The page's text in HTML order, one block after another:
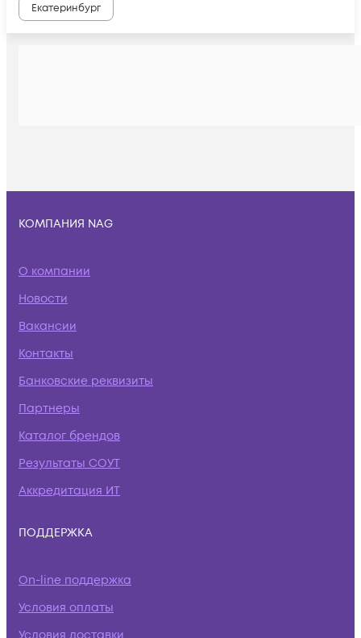
Екатеринбург
КОМПАНИЯ NAG
О компании
Новости
Вакансии
Контакты
Банковские реквизиты
Партнеры
Каталог брендов
Результаты СОУТ
Аккредитация ИТ
ПОДДЕРЖКА
On-line поддержка
Условия оплаты